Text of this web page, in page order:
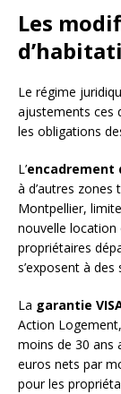
Les
Le régime
ajustements ces
les obligations
L’encadrement
à d’autres
Montpellier,
nouvelle location
propriétaires
s’exposent à
La garantie
Action
moins de 30 ans
euros nets par
pour les